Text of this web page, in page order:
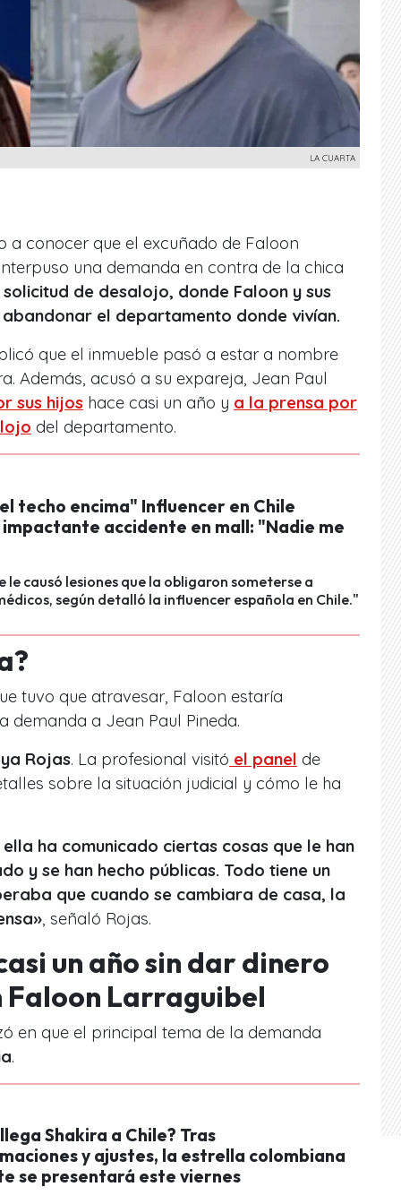
LA CUARTA
a conocer que el excuñado de Faloon
una demanda en contra de la chica
solicitud de desalojo, donde Faloon y sus
el departamento donde vivían.
que el inmueble pasó a estar a nombre
Además, acusó a su expareja, Jean Paul
sus hijos hace casi un año y a la prensa por
del departamento.
techo encima" Influencer en Chile
accidente en mall: "Nadie me
le causó lesiones que la obligaron someterse a
según detalló la influencer española en Chile."
tuvo que atravesar, Faloon estaría
demanda a Jean Paul Pineda.
Rojas. La profesional visitó el panel de
sobre la situación judicial y cómo le ha
ha comunicado ciertas cosas que le han
y se han hecho públicas. Todo tiene un
que cuando se cambiara de casa, la
, señaló Rojas.
un año sin dar dinero
Faloon Larraguibel
en que el principal tema de la demanda
.
Shakira a Chile? Tras
y ajustes, la estrella colombiana
se presentará este viernes